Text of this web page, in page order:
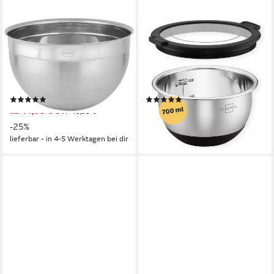
RÖSLE
Schüssel, Edelstahl 18/10, in
Profiqualität für universellen
Einsatz,
spülmaschinengeeignet
ab 14,95 € UVP19,95 €
-25%
lieferbar - in 4-5 Werktagen bei dir
SILBERTHAL
Rührschüssel Salatschüssel
12cm, Edelstahl, (1-tlg),
Rutschfest dank Silikonboden,
mit integrierter Skala
(44)
ab 15,95 €
lieferbar - in 2-3 Werktagen bei dir